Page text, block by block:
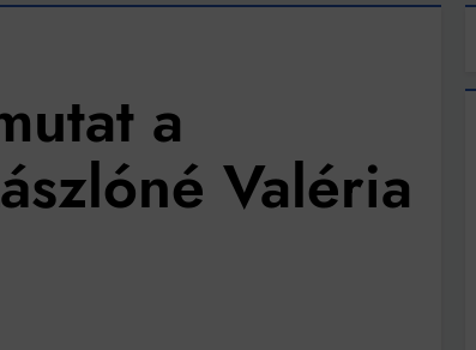
ördög még mindig Pradát visel. De te miért öltözöl hozzá?
a
Valéria